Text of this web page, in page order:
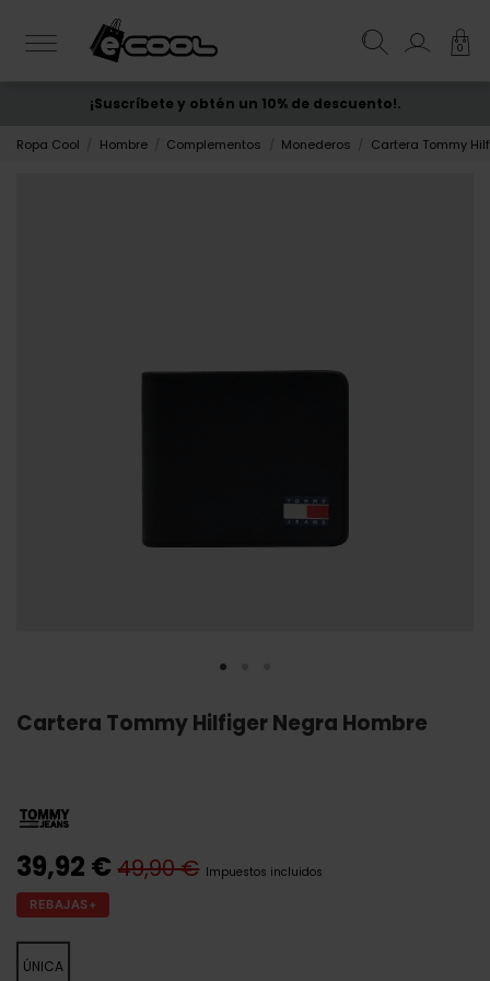
0
ENVÍO GRATIS desde 50€
¡Suscríbete y obtén un 10% de descuento!.
Ropa Cool Hombre Complementos Monederos Cartera Tommy
Cartera Tommy Hilfiger Negra Hombre
39,92 €49,90 € Impuestos incluidos
REBAJAS+
ÚNICA